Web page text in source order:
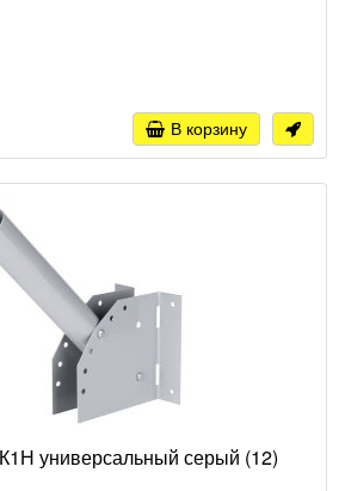
В корзину
универсальный серый (12)